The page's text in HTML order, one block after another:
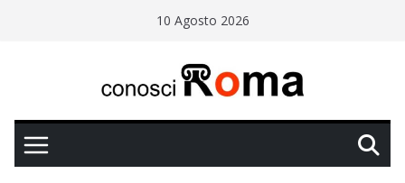
10 Agosto 2026